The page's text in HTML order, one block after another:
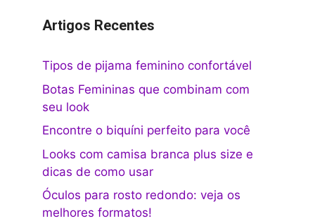
Artigos Recentes
Tipos de pijama feminino confortável
Botas Femininas que combinam com
seu look
Encontre o biquíni perfeito para você
Looks com camisa branca plus size e
dicas de como usar
Óculos para rosto redondo: veja os
melhores formatos!